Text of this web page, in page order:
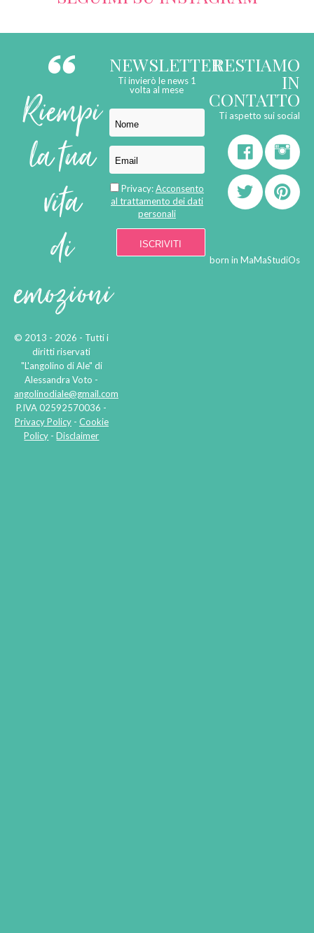
Riempi
la tua
vita
di
emozioni
© 2013 - 2026 - Tutti i
diritti riservati
"L'angolino di Ale" di
Alessandra Voto -
angolinodiale@gmail.com
P.IVA 02592570036 -
Privacy Policy- Cookie
Policy -Disclaimer
NEWSLETTER
Ti invierò le news 1
volta al mese
Privacy:Acconsento
al trattamento dei dati
personali
RESTIAMO
IN
CONTATTO
Ti aspetto sui social
born in MaMaStudiOs